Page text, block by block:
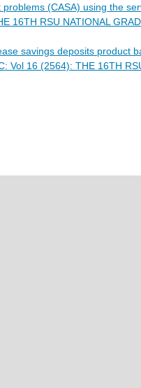
(CASA) using the
16TH RSU NATIONAL
savings deposits product
Vol 16 (2564): THE 16TH